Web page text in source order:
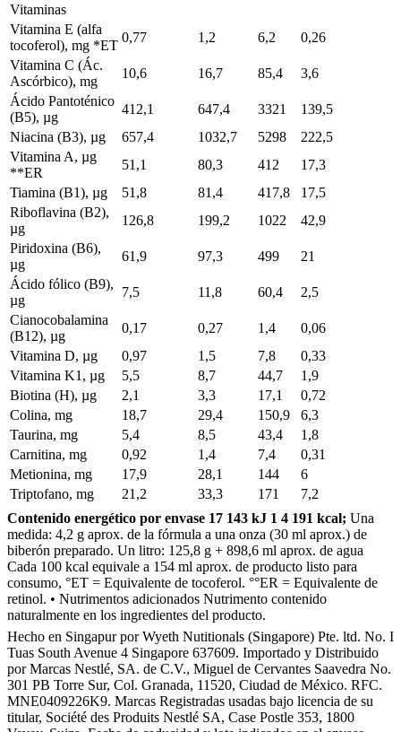
Vitaminas
Vitamina E (alfa
tocoferol), mg *ET
0,77 1,2 6,2
0,26
Vitamina C (Ác.
Ascórbico), mg
10,6 16,7 85,4
3,6
Ácido Pantoténico
(B5), µg
412,1 647,4 3321
139,5
Niacina (B3), µg
657,4 1032,7 5298
222,5
Vitamina A, µg
**ER
51,1 80,3 412
17,3
Tiamina (B1), µg
51,8 81,4 417,8
17,5
Riboflavina (B2),
µg
126,8 199,2 1022
42,9
Piridoxina (B6),
µg
61,9 97,3 499
21
Ácido fólico (B9),
µg
7,5 11,8 60,4
2,5
Cianocobalamina
(B12), µg
0,17 0,27 1,4
0,06
Vitamina D, µg
0,97 1,5 7,8
0,33
Vitamina K1, µg
5,5 8,7 44,7
1,9
Biotina (H), µg
2,1 3,3 17,1
0,72
Colina, mg
18,7 29,4 150,9
6,3
Taurina, mg
5,4 8,5 43,4
1,8
Carnitina, mg
0,92 1,4 7,4
0,31
Metionina, mg
17,9 28,1 144
6
Triptofano, mg
21,2 33,3 171
7,2
Contenido energético por envase 17 143 kJ 1 4 191 kcal; Una
medida: 4,2 g aprox. de la fórmula a una onza (30 ml aprox.) de
biberón preparado. Un litro: 125,8 g + 898,6 ml aprox. de agua
Cada 100 kcal equivale a 154 ml aprox. de producto listo para
consumo, °ET = Equivalente de tocoferol. °°ER = Equivalente de
retinol. • Nutrimentos adicionados Nutrimento contenido
naturalmente en los ingredientes del producto.
Hecho en Singapur por Wyeth Nutitionals (Singapore) Pte. ltd. No. I
Tuas South Avenue 4 Singapore 637609. Importado y Distribuido
por Marcas Nestlé, SA. de C.V., Miguel de Cervantes Saavedra No.
301 PB Torre Sur, Col. Granada, 11520, Ciudad de México. RFC.
MNE0409226K9. Marcas Registradas usadas bajo licencia de su
titular, Société des Produits Nestlé SA, Case Postle 353, 1800